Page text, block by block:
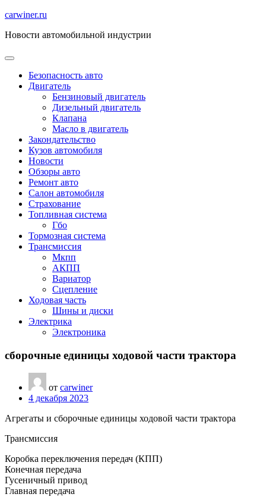
Перейти
содержимому
carwiner.ru
Новости автомобильной индустрии
Безопасность авто
Двигатель
Бензиновый двигатель
Дизельный двигатель
Клапана
Масло в двигатель
Закондательство
Кузов автомобиля
Новости
Обзоры авто
Ремонт авто
Салон автомобиля
Страхование
Топливная система
Гбо
Тормозная система
Трансмиссия
Мкпп
АКПП
Вариатор
Сцепление
Ходовая часть
Шины и диски
Электрика
Электроника
сборочные единицы ходовой части трактора
от carwiner
4 декабря 2023
Агрегаты и сборочные единицы ходовой части трактора
Трансмиссия
Коробка переключения передач (КПП)
Конечная передача
Гусеничный привод
Главная передача